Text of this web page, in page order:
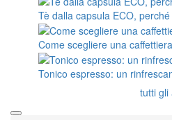
Tè dalla capsula ECO,
Come scegliere una
Tonico espresso: un
tutti gli